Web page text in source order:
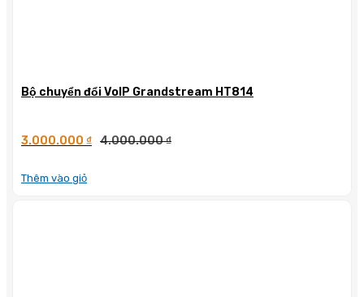
Bộ chuyển đổi VoIP Grandstream HT814
4.000.000₫
3.000.000 ₫
Thêm vào giỏ